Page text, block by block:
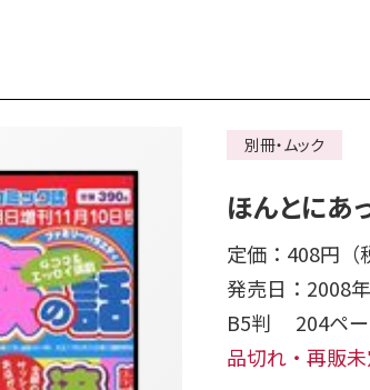
別冊・ムック
ほんとにあ
定価：408円（
発売日：2008
B5判 204ペ
品切れ・再販